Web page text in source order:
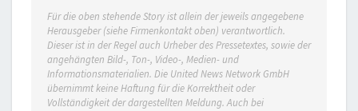
Für die oben stehende Story ist allein der jeweils angegebene
Herausgeber (siehe Firmenkontakt oben) verantwortlich.
Dieser ist in der Regel auch Urheber des Pressetextes, sowie der
angehängten Bild-, Ton-, Video-, Medien- und
Informationsmaterialien. Die United News Network GmbH
übernimmt keine Haftung für die Korrektheit oder
Vollständigkeit der dargestellten Meldung. Auch bei